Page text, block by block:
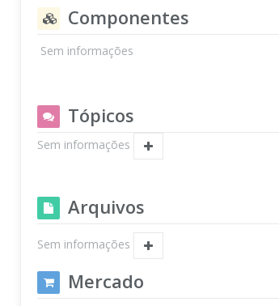
Componentes
Sem informações
Tópicos
Sem informações
Arquivos
Sem informações
Mercado